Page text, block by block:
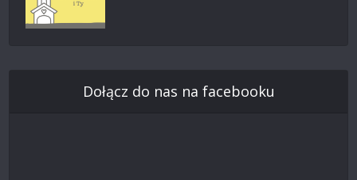
Dołącz do nas na facebooku